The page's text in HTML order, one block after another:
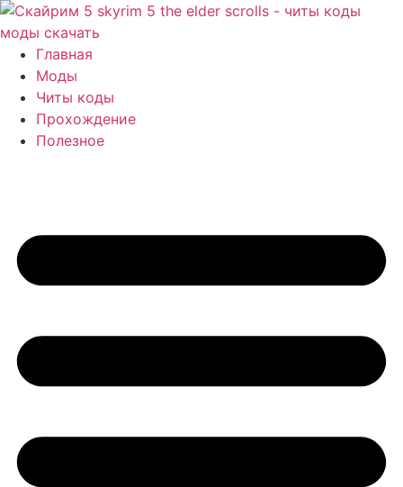
Перейти
к
содержимому
Главная
Моды
Читы коды
Прохождение
Полезное